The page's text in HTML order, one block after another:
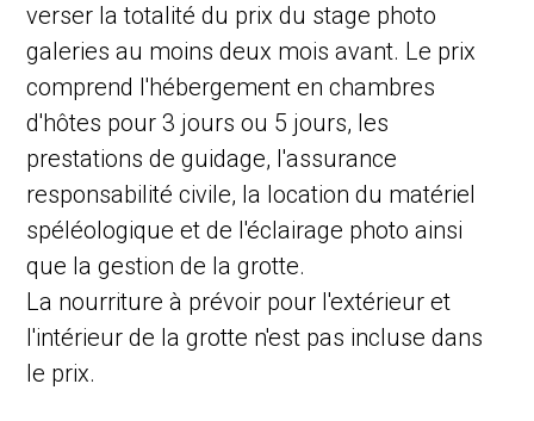
verser la totalité du prix du stage photo
galeries au moins deux mois avant. Le prix
comprend l'hébergement en chambres
d'hôtes pour 3 jours ou 5 jours, les
prestations de guidage, l'assurance
responsabilité civile, la location du matériel
spéléologique et de l'éclairage photo ainsi
que la gestion de la grotte.
La nourriture à prévoir pour l'extérieur et
l'intérieur de la grotte n'est pas incluse dans
le prix.